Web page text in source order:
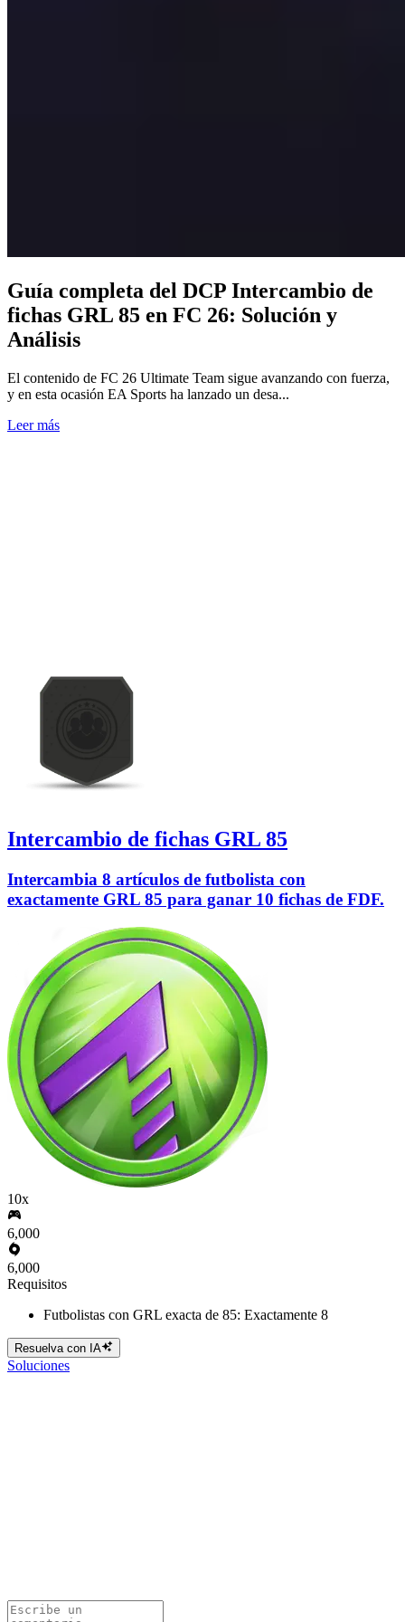
Guía completa del DCP Intercambio de
fichas GRL 85 en FC 26: Solución y
Análisis
El contenido de FC 26 Ultimate Team sigue avanzando con fuerza,
y en esta ocasión EA Sports ha lanzado un desa...
Leer más
Intercambio de fichas GRL 85
Intercambia 8 artículos de futbolista con
exactamente GRL 85 para ganar 10 fichas de FDF.
10x
6,000
6,000
Requisitos
Futbolistas con GRL exacta de 85: Exactamente 8
Resuelva con IA
Soluciones